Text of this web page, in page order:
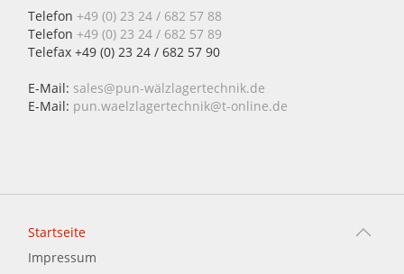
Telefon +49 (0) 23 24 / 682 57 88
Telefon +49 (0) 23 24 / 682 57 89
Telefax +49 (0) 23 24 / 682 57 90
E-Mail: sales@pun-wälzlagertechnik.de
E-Mail: pun.waelzlagertechnik@t-online.de
Startseite
Impressum